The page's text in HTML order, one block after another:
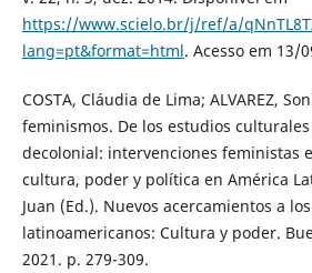
https://www.scielo.br/j/ref/a/
lang=pt&format=html. Acesso em 13/
COSTA, Cláudia de Lima; ALVAREZ,
feminismos. De los estudios
decolonial: intervenciones feministas
cultura, poder y política en América
Juan (Ed.). Nuevos acercamientos a
latinoamericanos: Cultura y poder.
2021. p. 279-309.